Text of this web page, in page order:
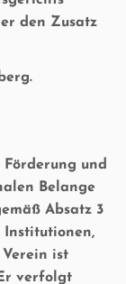
den Zusatz
und
Belange
Absatz 3
Institutionen,
Verein ist
verfolgt